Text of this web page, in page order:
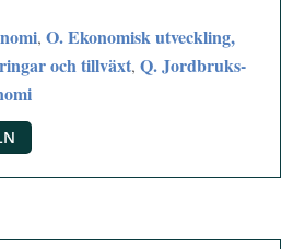
,O. Ekonomisk utveckling,
och tillväxt,Q. Jordbruks-